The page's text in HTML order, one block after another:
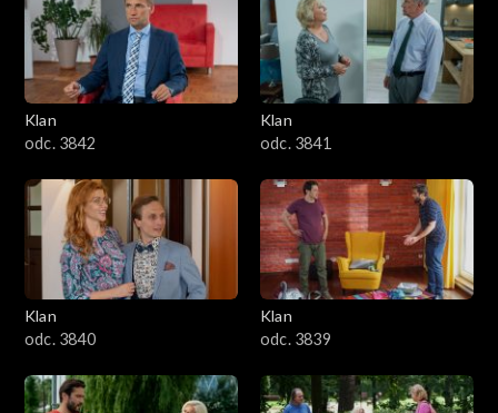
Klan
odc. 3842
Klan
odc. 3841
Klan
odc. 3840
Klan
odc. 3839